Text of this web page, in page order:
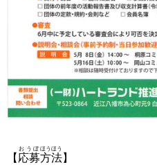
【 応募
おうぼ
方法
ほうほう
】